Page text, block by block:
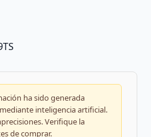
ha sido generada
inteligencia artificial.
Verifique la
de comprar.